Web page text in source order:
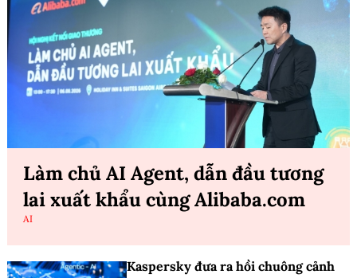
Làm chủ AI Agent, dẫn đầu tương
lai xuất khẩu cùng Alibaba.com
AI
Kaspersky đưa ra hồi chuông cảnh